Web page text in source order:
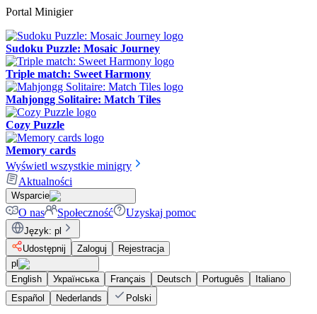
Portal Minigier
Sudoku Puzzle: Mosaic Journey
Triple match: Sweet Harmony
Mahjongg Solitaire: Match Tiles
Cozy Puzzle
Memory cards
Wyświetl wszystkie minigry
Aktualności
Wsparcie
O nas Społeczność Uzyskaj pomoc
Język: pl
Udostępnij
Zaloguj
Rejestracja
pl
English
Українська Français Deutsch Português
Italiano
Español
Nederlands Polski